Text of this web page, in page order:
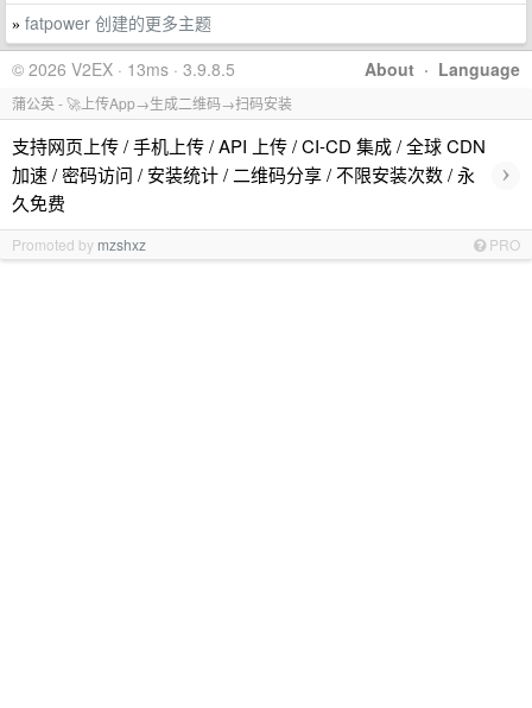
» fatpower 创建的更多主题
About · Language
© 2026 V2EX · 13ms · 3.9.8.5
蒲公英 - 🚀上传App→生成二维码→扫码安装
支持网页上传 / 手机上传 / API 上传 / CI-CD 集成 / 全球 CDN
加速 / 密码访问 / 安装统计 / 二维码分享 / 不限安装次数 / 永
久免费
›
Promoted by mzshxz PRO